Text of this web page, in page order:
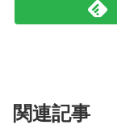
関連記事